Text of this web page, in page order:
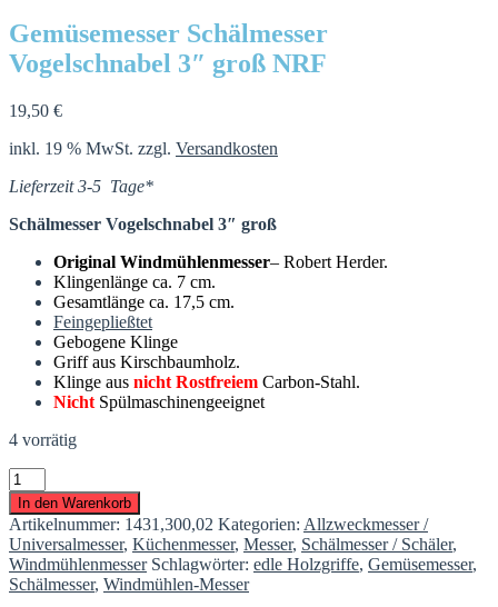
Gemüsemesser Schälmesser
Vogelschnabel 3″ groß NRF
19,50 €
inkl. 19 % MwSt. zzgl. Versandkosten
Lieferzeit 3-5 Tage*
Schälmesser Vogelschnabel 3″ groß
Original Windmühlenmesser– Robert Herder.
Klingenlänge ca. 7 cm.
Gesamtlänge ca. 17,5 cm.
Feingepließtet
Gebogene Klinge
Griff aus Kirschbaumholz.
Klinge aus nicht Rostfreiem Carbon-Stahl.
Nicht Spülmaschinengeeignet
4 vorrätig
Gemüsemesser
Schälmesser
Vogelschnabel
3"
groß
NRF
Menge
In den Warenkorb
Artikelnummer: 1431,300,02 Kategorien: Allzweckmesser /
Universalmesser, Küchenmesser, Messer, Schälmesser / Schäler,
Windmühlenmesser Schlagwörter: edle Holzgriffe, Gemüsemesser,
Schälmesser, Windmühlen-Messer